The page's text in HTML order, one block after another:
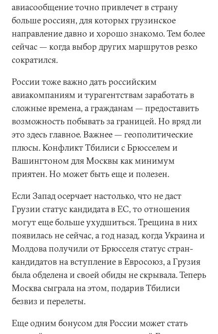
авиасообщение точно привлечет в страну
больше россиян, для которых грузинское
направление давно и хорошо знакомо. Тем более
сейчас — когда выбор других маршрутов резко
сократился.
России тоже важно дать российским
авиакомпаниям и турагентствам заработать в
сложные времена, а гражданам — предоставить
возможность побывать за границей. Но вряд ли
это здесь главное. Важнее — геополитические
плюсы. Конфликт Тбилиси с Брюсселем и
Вашингтоном для Москвы как минимум
приятен. Но может быть еще и полезен.
Если Запад осерчает настолько, что не даст
Грузии статус кандидата в ЕС, то отношения
могут еще больше ухудшиться. Трещина в них
появилась не сейчас, а год назад, когда Украина и
Молдова получили от Брюсселя статус стран-
кандидатов на вступление в Евросоюз, а Грузия
была обделена и своей обиды не скрывала. Теперь
Москва сыграла на этом, подарив Тбилиси
безвиз и перелеты.
Еще одним бонусом для России может стать